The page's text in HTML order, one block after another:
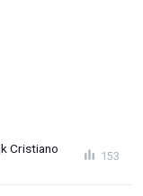
Cristiano
153